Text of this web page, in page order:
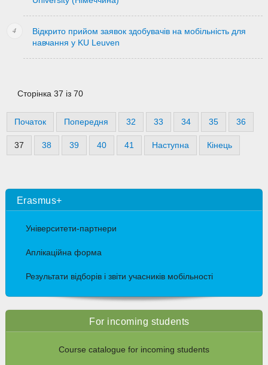
Відкрито прийом заявок здобувачів на мобільність для
навчання у KU Leuven
Сторінка 37 із 70
Початок Попередня 32 33 34 35 36
37 38 39 40 41 Наступна Кінець
Erasmus+
Університети-партнери
Аплікаційна форма
Результати відборів і звіти учасників мобільності
For incoming students
Course catalogue for incoming students